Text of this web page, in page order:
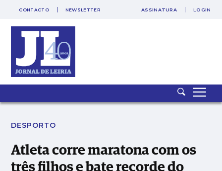
SAIR
CONTACTO NEWSLETTER ASSINATURA LOGIN
Atleta corre maratona com os três filhos e bate recorde do
Guinness
DESPORTO
Atleta corre maratona com os
três filhos e bate recorde do